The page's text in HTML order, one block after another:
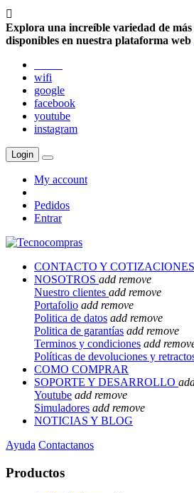

Explora una increíble variedad de más
disponibles en nuestra plataforma web
wifi
google
facebook
youtube
instagram
Login
My account
Pedidos
Entrar
CONTACTO Y COTIZACIONES
NOSOTROS add remove
Nuestro clientes add remove
Portafolio add remove
Politica de datos add remove
Politica de garantías add remove
Terminos y condiciones add
Políticas de devoluciones y
COMO COMPRAR
SOPORTE Y DESARROLLO
Youtube add remove
Simuladores add remove
NOTICIAS Y BLOG
Ayuda Contactanos
Productos